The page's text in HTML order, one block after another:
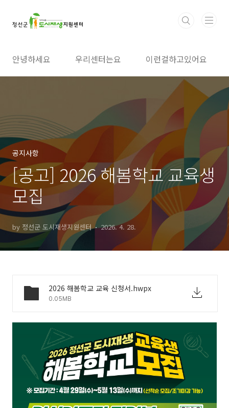
안녕하세요 우리센터는요 이런걸하고있어요
공지사항
[공고] 2026 해봄학교 교육생
모집
by 정선군 도시재생지원센터 2026. 4. 28.
2026 해봄학교 교육 신청서.hwpx
0.05MB